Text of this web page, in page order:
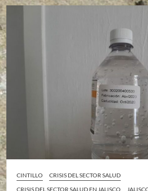
CINTILLO
CRISIS DEL SECTOR SALUD
CRISIS DEL SECTOR SALUD EN JALISCO